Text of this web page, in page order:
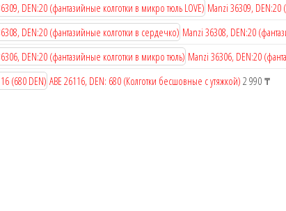
Manzi 36309, DEN:20
Manzi 36308, DEN:20
Manzi 36306, DEN:20
ABE 26116, DEN: 680 (Колготки бесшовные с утяжкой) 2 990 ₸